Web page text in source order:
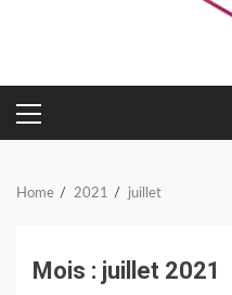
PRIMARY
MENU
Home 2021 juillet
Mois : juillet 2021